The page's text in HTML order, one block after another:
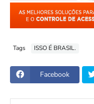
Tags ISSO É BRASIL.
Facebook